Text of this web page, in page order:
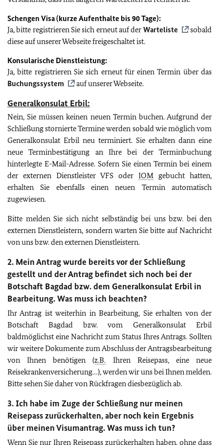
Schengen Visa (kurze Aufenthalte bis 90 Tage):
Ja, bitte registrieren Sie sich erneut auf der Warteliste
sobald
diese auf unserer Webseite freigeschaltet ist.
Konsularische Dienstleistung:
Ja, bitte registrieren Sie sich erneut für einen Termin über das
Buchungssystem
auf unserer Webseite.
Generalkonsulat Erbil:
Nein, Sie müssen keinen neuen Termin buchen. Aufgrund der
Schließung stornierte Termine werden sobald wie möglich vom
Generalkonsulat Erbil neu terminiert. Sie erhalten dann eine
neue Terminbestätigung an Ihre bei der Terminbuchung
hinterlegte E-Mail-Adresse. Sofern Sie einen Termin bei einem
der externen Dienstleister VFS oder IOM gebucht hatten,
erhalten Sie ebenfalls einen neuen Termin automatisch
zugewiesen.
Bitte melden Sie sich nicht selbständig bei uns bzw. bei den
externen Dienstleistern, sondern warten Sie bitte auf Nachricht
von uns bzw. den externen Dienstleistern.
2. Mein Antrag wurde bereits vor der Schließung
gestellt und der Antrag befindet sich noch bei der
Botschaft Bagdad bzw. dem Generalkonsulat Erbil in
Bearbeitung. Was muss ich beachten?
Ihr Antrag ist weiterhin in Bearbeitung, Sie erhalten von der
Botschaft Bagdad bzw. vom Generalkonsulat Erbil
baldmöglichst eine Nachricht zum Status Ihres Antrags. Sollten
wir weitere Dokumente zum Abschluss der Antragsbearbeitung
von Ihnen benötigen (z.B. Ihren Reisepass, eine neue
Reisekrankenversicherung…), werden wir uns bei Ihnen melden.
Bitte sehen Sie daher von Rückfragen diesbezüglich ab.
3. Ich habe im Zuge der Schließung nur meinen
Reisepass zurückerhalten, aber noch kein Ergebnis
über meinen Visumantrag. Was muss ich tun?
Wenn Sie nur Ihren Reisepass zurückerhalten haben, ohne dass